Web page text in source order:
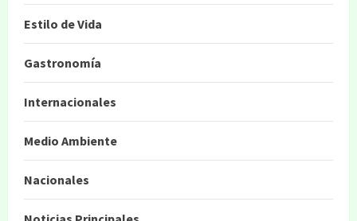
Estilo de Vida
Gastronomía
Internacionales
Medio Ambiente
Nacionales